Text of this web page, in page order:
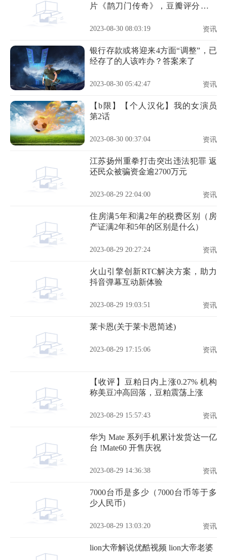
片《鹊刀门传奇》，豆瓣评分高达
2023-08-30 08:03:19 资讯
银行存款或将迎来4方面“调整”，已
经存了的人该咋办？答案来了
2023-08-30 05:42:47 资讯
【b限】【个人汉化】我的女演员
第2话
2023-08-30 00:37:04 资讯
江苏扬州重拳打击突出违法犯罪 返
还民众被骗资金逾2700万元
2023-08-29 22:04:00 资讯
住房满5年和满2年的税费区别（房
产证满2年和5年的区别是什么）
2023-08-29 20:27:24 资讯
火山引擎创新RTC解决方案，助力
抖音弹幕互动新体验
2023-08-29 19:03:51 资讯
莱卡恩(关于莱卡恩简述)
2023-08-29 17:15:06 资讯
【收评】豆粕日内上涨0.27% 机构
称美豆冲高回落，豆粕震荡上涨
2023-08-29 15:57:43 资讯
华为 Mate 系列手机累计发货达一亿
台 !Mate60 开售庆祝
2023-08-29 14:36:38 资讯
7000台币是多少（7000台币等于多
少人民币）
2023-08-29 13:03:20 资讯
lion大帝解说优酷视频 lion大帝老婆